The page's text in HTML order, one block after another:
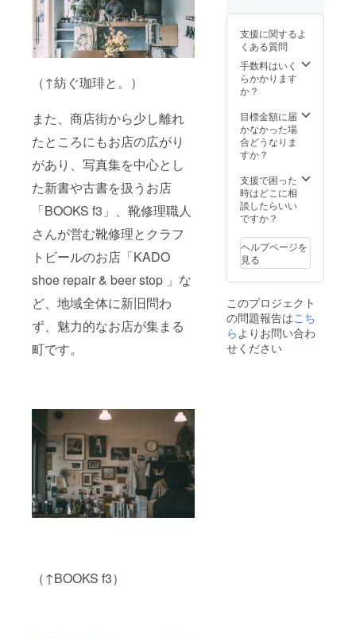
（↑紡ぐ珈琲と。）
また、商店街から少し離れ
たところにもお店の広がり
があり、写真集を中心とし
た新書や古書を扱うお店
「BOOKS f3」、靴修理職人
さんが営む靴修理とクラフ
トビールのお店「KADO
shoe repair & beer stop 」な
ど、地域全体に新旧問わ
ず、魅力的なお店が集まる
町です。
（↑BOOKS f3）
い分し
か作っ
ておら
ず、世
に出
回って
潟が定
める優
良米に
る本当
に美味
しい米
です。
⑧なり
直伝
しいお
にぎり
の握り
方」メ
モ ⑨沼
垂まち
歩き
てのご
自分で
の味わ
いと比
べて、
ぜひご
をお楽
しみ下
さい。
きマッ
プ一式
この
マップ
がら、
ち歩き
をお楽
しみ下
さい。
ディン
グ終了
後〜
2025年
5月末ま
で
伝え下
※お子様
同室可
能で
す。0〜
歳〜未
就学児
1500円
別途頂
戴致し
ます。
※使用期
ラウド
ファン
ディン
グ終了
2025年
5月末ま
で
に、
ウド
ファン
ディン
グのリ
ターン
する」
旨をお
伝え下
さい。
の1ドリ
ンク券
が付き
ます ※
間：
2025年
5月末ま
で
名様で
て頂い
てもOK
です。
〈宿泊
券のご
法〉 リ
ターン
確定
後、受
付きの
メール
を送信
致しま
予約は
空室状
況を確
認の
ホーム
ページ
orお電
話にて
お願い
支援に関するよ
くある質問
手数料はいく
らかかります
か？
目標金額に届
かなかった場
合どうなりま
すか？
支援で困った
時はどこに相
談したらいい
ですか？
ヘルプページを
見る
このプロジェクト
の問題報告はこち
ら よりお問い合わ
せください